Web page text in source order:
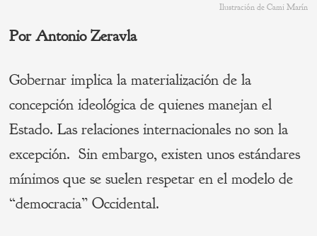
Ilustración de Cami Marín
Por Antonio Zeravla
Gobernar implica la materialización de la
concepción ideológica de quienes manejan el
Estado. Las relaciones internacionales no son la
excepción. Sin embargo, existen unos estándares
mínimos que se suelen respetar en el modelo de
“democracia” Occidental.